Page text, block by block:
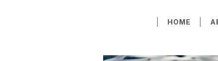
HOME